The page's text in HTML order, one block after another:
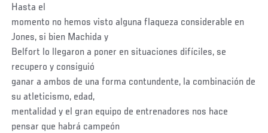
Hasta el
momento no hemos visto alguna flaqueza considerable en
Jones, si bien Machida y
Belfort lo llegaron a poner en situaciones difíciles, se
recupero y consiguió
ganar a ambos de una forma contundente, la combinación de
su atleticismo, edad,
mentalidad y el gran equipo de entrenadores nos hace
pensar que habrá campeón